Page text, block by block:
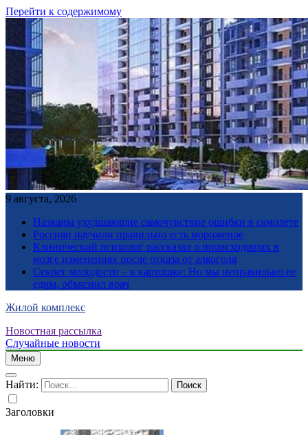
Перейти к содержимому
9 августа, 2026
Названы ухудшающие самочувствие ошибки в самолете
Россиян научили правильно есть мороженое
Клинический психолог рассказал о происходящих в
мозге изменениях после отказа от алкоголя
Секрет молодости – в картошке: Но мы неправильно ее
едим, объяснил врач
Жилой комплекс
Новостная рассылка
Случайные новости
Меню
Найти:
Заголовки